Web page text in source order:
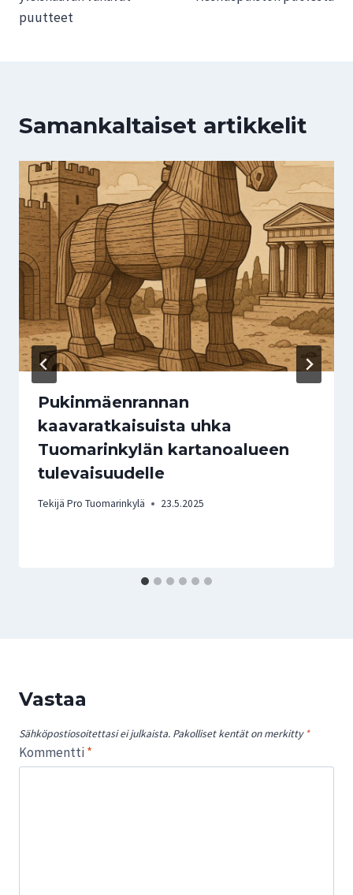
puutteet
Samankaltaiset artikkelit
Pukinmäenrannan
kaavaratkaisuista uhka
Tuomarinkylän kartanoalueen
tulevaisuudelle
Tekijä Pro Tuomarinkylä 23.5.2025
Vastaa
Sähköpostiosoitettasi ei julkaista. Pakolliset kentät on merkitty *
Kommentti *